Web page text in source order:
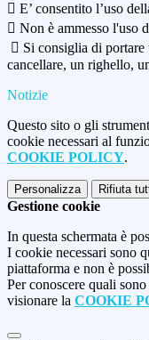
 E’ consentito l’uso
 Non è ammesso l'uso
 Si consiglia di portare
cancellare, un righello,
Notizie
Questo sito o gli
cookie necessari al
COOKIE POLICY.
Personalizza Rifiuta
Gestione cookie
In questa schermata è
I cookie necessari sono
piattaforma e non è
Per conoscere quali
visionare la COOKIE